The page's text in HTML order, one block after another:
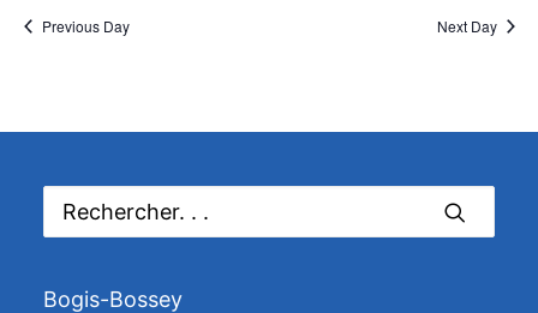
Previous Day Next Day
Bogis-Bossey